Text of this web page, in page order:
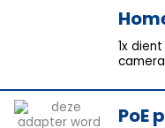
1x
PoE